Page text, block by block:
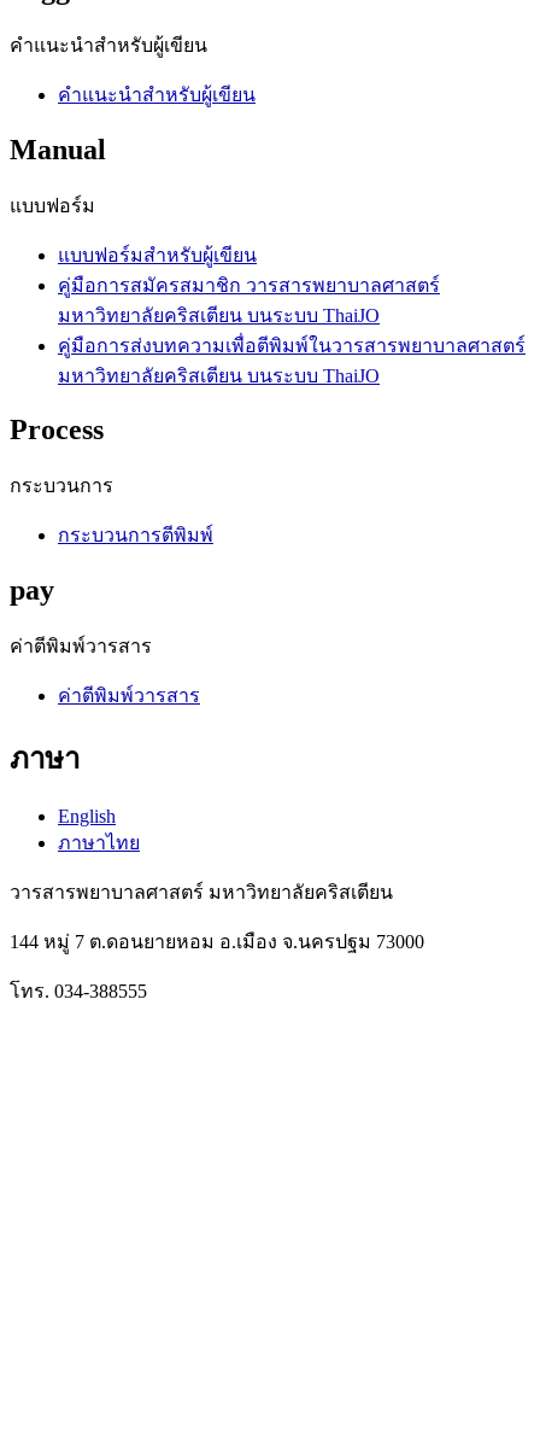
คำแนะนำสำหรับผู้เขียน
คำแนะนำสำหรับผู้เขียน
Manual
แบบฟอร์ม
แบบฟอร์มสำหรับผู้เขียน
คู่มือการสมัครสมาชิก วารสารพยาบาลศาสตร์
มหาวิทยาลัยคริสเตียน บนระบบ ThaiJO
คู่มือการส่งบทความเพื่อตีพิมพ์ในวารสารพยาบาลศาสตร์
มหาวิทยาลัยคริสเตียน บนระบบ ThaiJO
Process
กระบวนการ
กระบวนการตีพิมพ์
pay
ค่าตีพิมพ์วารสาร
ค่าตีพิมพ์วารสาร
ภาษา
English
ภาษาไทย
วารสารพยาบาลศาสตร์ มหาวิทยาลัยคริสเตียน
144 หมู่ 7 ต.ดอนยายหอม อ.เมือง จ.นครปฐม 73000
โทร. 034-388555